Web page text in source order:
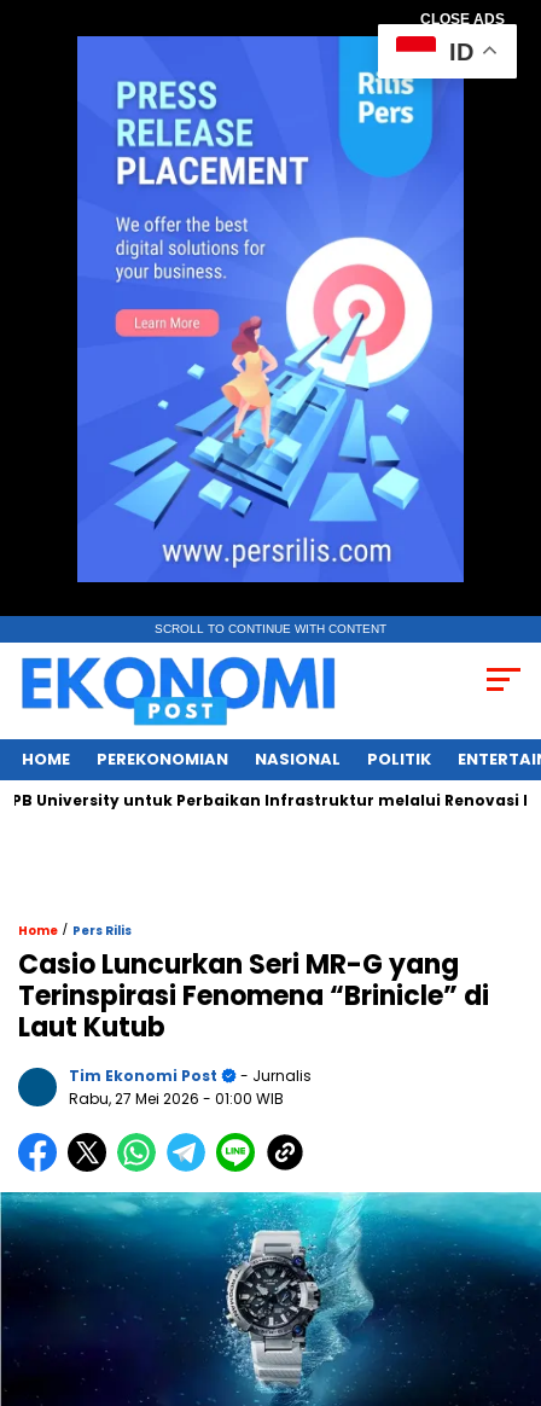
CLOSE ADS
SCROLL TO CONTINUE WITH CONTENT
HOME PEREKONOMIAN NASIONAL POLITIK
untuk Perbaikan Infrastruktur melalui Renovasi
Home / Pers Rilis
Casio Luncurkan Seri MR-G yang
Terinspirasi Fenomena “Brinicle” di
Laut Kutub
Tim Ekonomi Post
- Jurnalis
Rabu, 27 Mei 2026 - 01:00 WIB
ID